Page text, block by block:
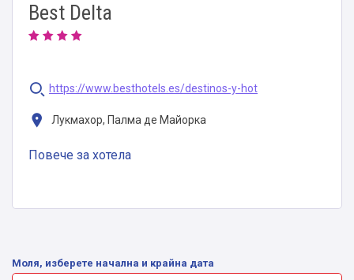
Best Delta
https://www.besthotels.es/destinos-y-hot
Лукмахор, Палма де Майорка
Повече за хотела
Моля, изберете начална и крайна дата